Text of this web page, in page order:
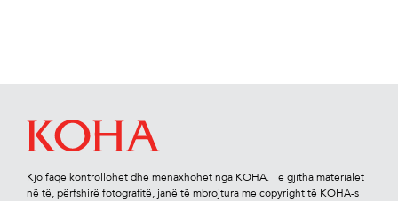
Kjo faqe kontrollohet dhe menaxhohet nga KOHA. Të gjitha materialet
në të, përfshirë fotograﬁtë, janë të mbrojtura me copyright të KOHA-s